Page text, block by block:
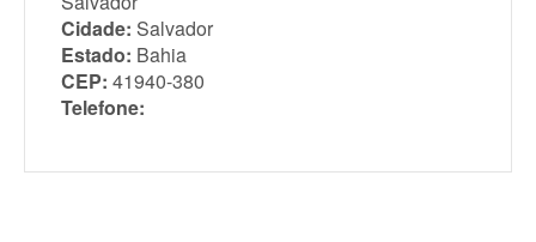
Cidade: Salvador
Estado: Bahia
CEP: 41940-380
Telefone: